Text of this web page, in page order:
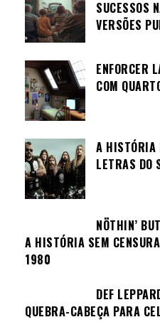
SUCESSOS
VERSÕES
ENFORCER
COM
A HISTÓRIA
LETRAS DO
NÖTHIN’
A HISTÓRIA SEM
1980
DEF
QUEBRA-CABEÇA PARA